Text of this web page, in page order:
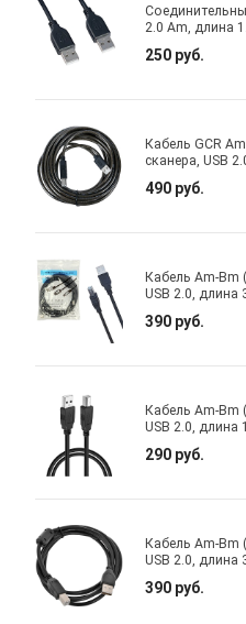
2.0 Am, длина
250 руб.
Кабель GCR
сканера, USB
490 руб.
Кабель Am-Bm
USB 2.0, длина
390 руб.
Кабель Am-Bm
USB 2.0, длина
290 руб.
Кабель Am-Bm
USB 2.0, длина
390 руб.